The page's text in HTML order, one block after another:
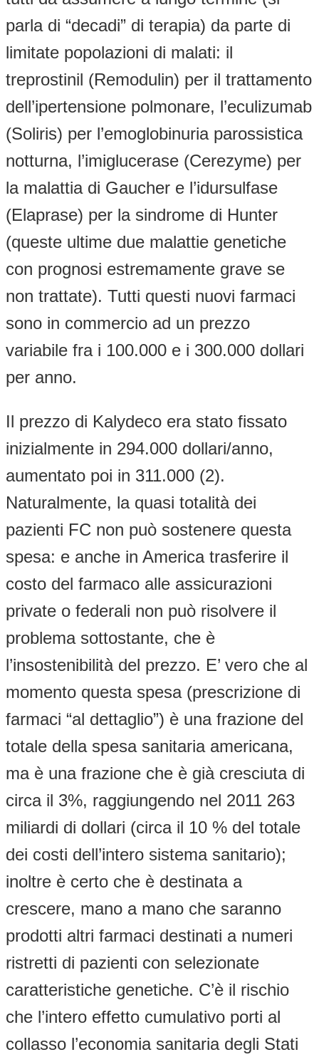
parla di “decadi” di terapia) da parte di
limitate popolazioni di malati: il
treprostinil (Remodulin) per il trattamento
dell’ipertensione polmonare, l’eculizumab
(Soliris) per l’emoglobinuria parossistica
notturna, l’imiglucerase (Cerezyme) per
la malattia di Gaucher e l’idursulfase
(Elaprase) per la sindrome di Hunter
(queste ultime due malattie genetiche
con prognosi estremamente grave se
non trattate). Tutti questi nuovi farmaci
sono in commercio ad un prezzo
variabile fra i 100.000 e i 300.000 dollari
per anno.
Il prezzo di Kalydeco era stato fissato
inizialmente in 294.000 dollari/anno,
aumentato poi in 311.000 (2).
Naturalmente, la quasi totalità dei
pazienti FC non può sostenere questa
spesa: e anche in America trasferire il
costo del farmaco alle assicurazioni
private o federali non può risolvere il
problema sottostante, che è
l’insostenibilità del prezzo. E’ vero che al
momento questa spesa (prescrizione di
farmaci “al dettaglio”) è una frazione del
totale della spesa sanitaria americana,
ma è una frazione che è già cresciuta di
circa il 3%, raggiungendo nel 2011 263
miliardi di dollari (circa il 10 % del totale
dei costi dell’intero sistema sanitario);
inoltre è certo che è destinata a
crescere, mano a mano che saranno
prodotti altri farmaci destinati a numeri
ristretti di pazienti con selezionate
caratteristiche genetiche. C’è il rischio
che l’intero effetto cumulativo porti al
collasso l’economia sanitaria degli Stati